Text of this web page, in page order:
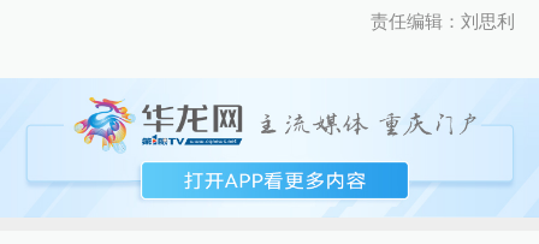
责任编辑：刘思利